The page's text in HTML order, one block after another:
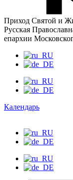
Приход Святой и
Русская
епархии
Календарь